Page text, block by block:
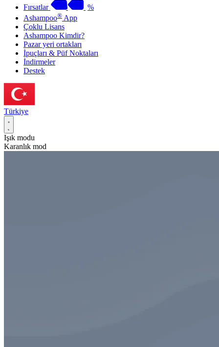
Fırsatlar
%
Ashampoo® App
Çoklu Lisans
Ashampoo Kimdir?
Pazar yeri ortakları
İpuçları & Püf Noktaları
İndirmeler
Destek
Türkiye
Işık modu
Karanlık mod